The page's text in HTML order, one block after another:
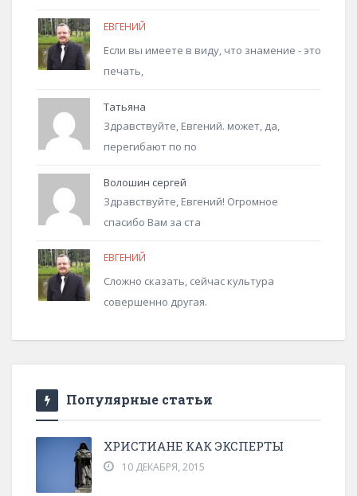
ЕВГЕНИЙ
Если вы имеете в виду, что знамение - это
печать,
Татьяна
Здравствуйте, Евгений. может, да,
перегибают по по
Волошин сергей
Здравствуйте, Евгений! Огромное
спасибо Вам за ста
ЕВГЕНИЙ
Сложно сказать, сейчас культура
совершенно другая.
Популярные статьи
ХРИСТИАНЕ КАК ЭКСПЕРТЫ
10 ДЕКАБРЯ, 2015